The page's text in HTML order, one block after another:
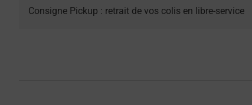
Consigne Pickup : retrait de vos colis en libre-service